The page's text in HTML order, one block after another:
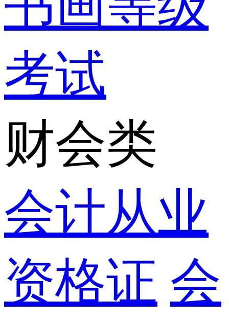
考试
财会类
会计从业
资格证 会